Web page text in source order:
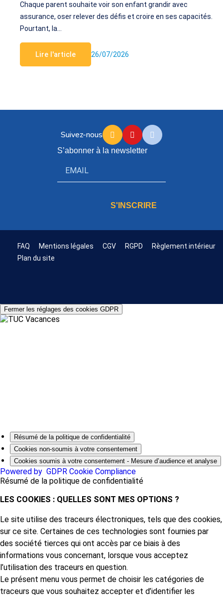
Chaque parent souhaite voir son enfant grandir avec
assurance, oser relever des défis et croire en ses capacités.
Pourtant, la…
Lire l'article 26/07/2026
Suivez-nous
S’abonner à la newsletter
S'INSCRIRE
FAQ Mentions légales CGV RGPD
Règlement intérieur
Plan du site
Fermer les réglages des cookies GDPR
Résumé de la politique de confidentialité
Cookies non-soumis à votre consentement
Cookies soumis à votre consentement - Mesure d’audience et analyse
Powered by GDPR Cookie Compliance
Résumé de la politique de confidentialité
LES COOKIES : QUELLES SONT MES OPTIONS ?
Le site utilise des traceurs électroniques, tels que des cookies,
sur ce site. Certaines de ces technologies sont fournies par
des société tierces qui ont accès par ce biais à des
informations vous concernant, lorsque vous acceptez
l’utilisation des traceurs en question.
Le présent menu vous permet de choisir les catégories de
traceurs que vous souhaitez accepter et d’identifier les